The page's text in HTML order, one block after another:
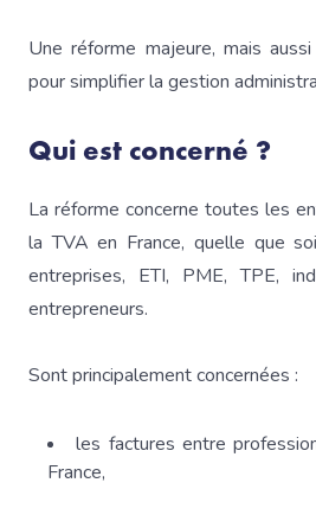
Une réforme majeure, mais
pour simplifier la gestion
Qui est concerné ?
La réforme concerne toutes les
la TVA en France, quelle que
entreprises, ETI, PME, TPE,
entrepreneurs.
Sont principalement concernées :
les factures entre
France,